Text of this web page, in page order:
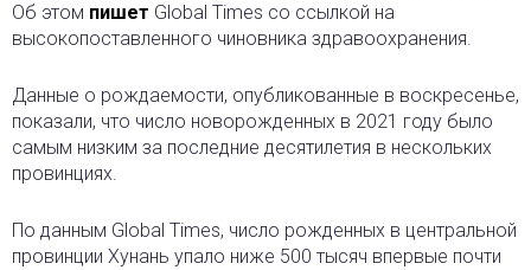
Об этом пишет Global Times со ссылкой на
высокопоставленного чиновника здравоохранения.
Данные о рождаемости, опубликованные в воскресенье,
показали, что число новорожденных в 2021 году было
самым низким за последние десятилетия в нескольких
провинциях.
По данным Global Times, число рожденных в центральной
провинции Хунань упало ниже 500 тысяч впервые почти